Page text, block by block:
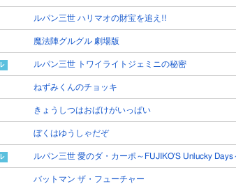
ルパン三世 ハリマオの財宝を追え!!
魔法陣グルグル 劇場版
ルパン三世 トワイライトジェミニの秘密
ねずみくんのチョッキ
きょうしつはおばけがいっぱい
ぼくはゆうしゃだぞ
ルパン三世 愛のダ・カーポ～FUJIKO'S Unlucky Days
バットマン ザ・フューチャー